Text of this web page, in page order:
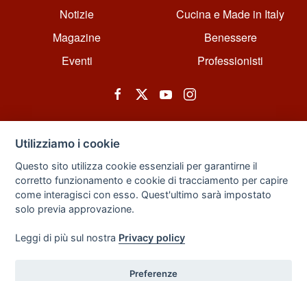
Notizie
Magazine
Eventi
Cucina e Made in Italy
Benessere
Professionisti
© All rights reserved. Powered by Zarix Solution LTD, Forest House
Business Centre, 8 Gainsborough Road, London, England, E11 1HT.
Privacy Policy |Sitemap
Utilizziamo i cookie
Questo sito utilizza cookie essenziali per garantirne il
corretto funzionamento e cookie di tracciamento per capire
come interagisci con esso. Quest'ultimo sarà impostato
solo previa approvazione.
Leggi di più sul nostra Privacy policy
Preferenze